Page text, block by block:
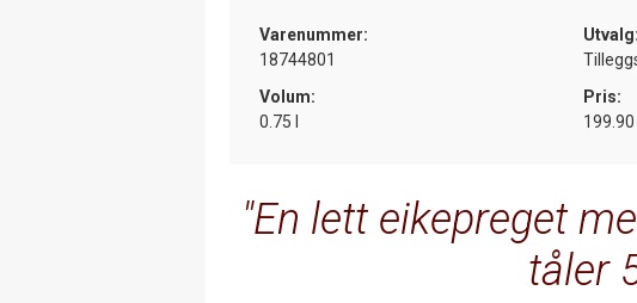
Varenummer:
18744801
Utvalg:
Volum:
0.75 l
Pris:
En lett eikepreget
tåler